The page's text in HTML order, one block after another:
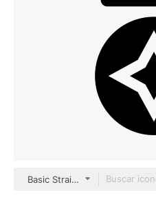
Basic Straight Filled